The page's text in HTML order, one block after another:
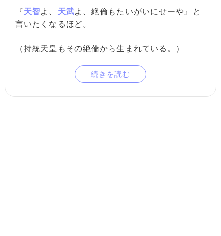
『天智よ、 天武よ、絶倫もたいがいにせーや』と
言いたくなるほど。
（持統天皇もその絶倫から生まれている。）
続きを読む